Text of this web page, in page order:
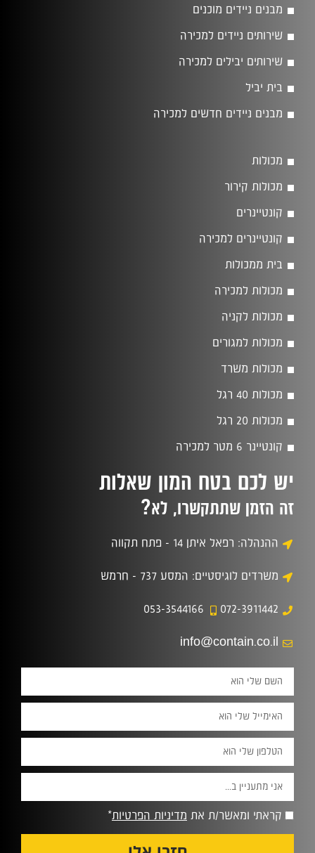
מבנים ניידים מוכנים
שירותים ניידים למכירה
שירותים יבילים למכירה
בית יביל
מבנים ניידים חדשים למכירה
מכולות
מכולות קירור
קונטיינרים
קונטיינרים למכירה
בית ממכולות
מכולות למכירה
מכולות לקניה
מכולות למגורים
מכולות משרד
מכולות 40 רגל
מכולות 20 רגל
קונטיינר 6 מטר למכירה
יש לכם בטח המון שאלות
זה הזמן שתתקשרו, לא?
ההנהלה: רפאל איתן 14 - פתח תקווה
משרדים לוגיסטיים: המסע 737 - חרמש
072-3911442
053-3544166
info@contain.co.il
קראתי ומאשר/ת את מדיניות הפרטיות*